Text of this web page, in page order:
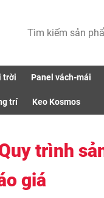
trời Panel vách-mái
trí Keo Kosmos
trình
giá